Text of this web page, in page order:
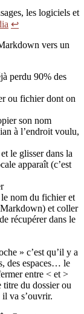
les logiciels et
↩
vers un
perdu 90% des
ou fichier dont on
son nom
à l’endroit voulu,
le glisser dans la
apparaît (c’est
nom du fichier et
et coller
récupérer dans le
» c’est qu’il y a
des espaces… le
entre < et >
titre du dossier ou
va s’ouvrir.